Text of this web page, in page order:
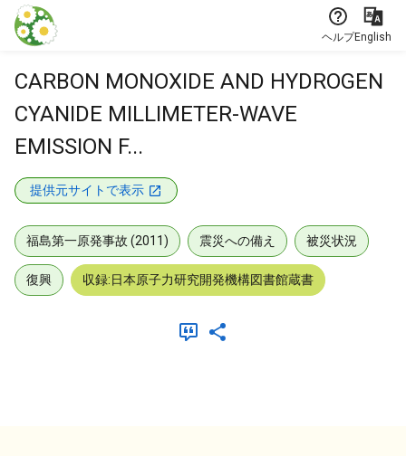
本文に飛ぶ
ヘルプEnglish
CARBON MONOXIDE AND HYDROGEN
CYANIDE MILLIMETER-WAVE
EMISSION F...
提供元サイトで表示
福島第一原発事故 (2011) 震災への備え 被災状況
復興 収録:日本原子力研究開発機構図書館蔵書